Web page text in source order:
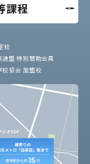
課程
校
盟 特別賛助会員
校協会 加盟校